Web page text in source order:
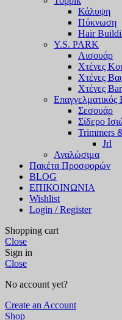
Κάλυψη
Πύκνωση
Hair
Y.S. PARK
Λισουάρ
Χτένες
Χτένες
Χτένες
Επαγγελματικός
Σεσουάρ
Σίδερο
Trimmers
Jrl
Αναλώσιμα
Πακέτα Προσφορών
BLOG
ΕΠΙΚΟΙΝΩΝΙΑ
Wishlist
Login / Register
Shopping cart
Close
Sign in
Close
No account yet?
Create an Account
Shop